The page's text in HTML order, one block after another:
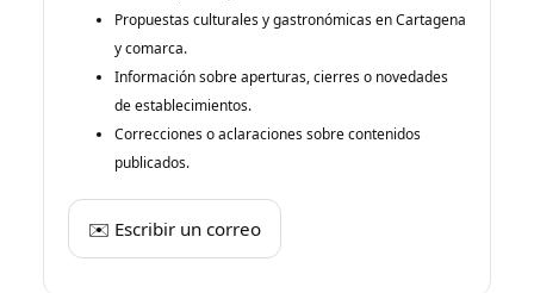
Propuestas culturales y gastronómicas en Cartagena
y comarca.
Información sobre aperturas, cierres o novedades
de establecimientos.
Correcciones o aclaraciones sobre contenidos
publicados.
✉️ Escribir un correo